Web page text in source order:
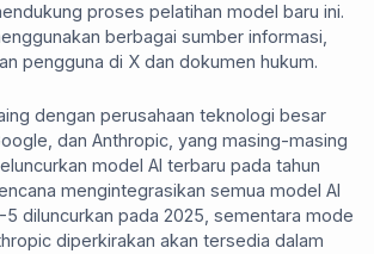
proses pelatihan model baru ini.
berbagai sumber informasi,
pengguna di X dan dokumen hukum.
dengan perusahaan teknologi besar
dan Anthropic, yang masing-masing
model AI terbaru pada tahun
mengintegrasikan semua model AI
diluncurkan pada 2025, sementara mode
diperkirakan akan tersedia dalam